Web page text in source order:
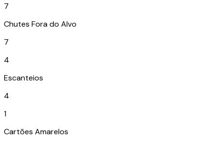
7
Chutes Fora do Alvo
7
4
Escanteios
4
1
Cartões Amarelos